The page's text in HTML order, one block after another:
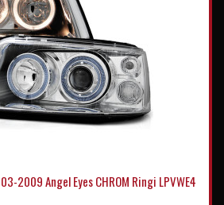
2009 Angel Eyes CHROM Ringi LPVWE4